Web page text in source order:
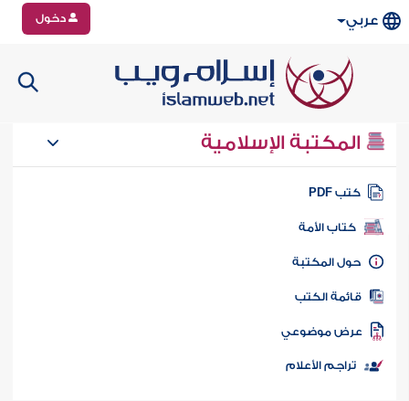
عربي دخول
المكتبة الإسلامية
كتب PDF
كتاب الأمة
المكتبة
الكتب
موضوعي